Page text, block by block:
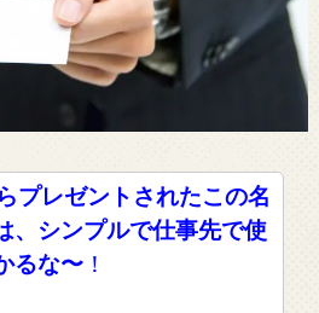
プレゼントされたこの名
、シンプルで仕事先で使
るな〜！